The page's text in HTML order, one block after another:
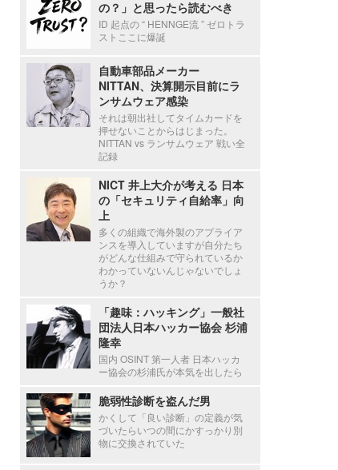
の？」と思ったら読むべき
ID 起点の “ HENNGE流 ” ゼロトラ
ストここに爆誕
自動車部品メーカー
NITTAN、決算開示目前にラ
ンサムウェア感染
それは朝出社してタイムカードを
押せないことからはじまった。
NITTAN vs ランサムウェア 戦い全
記録
NICT 井上大介が考える 日本
の「セキュリティ自給率」向
上
多くの組織で海外製のアプライア
ンスを導入していますが自分たち
がどんな仕組みで守られているか
わかっていないんじゃないでしょ
うか？
「趣味：ハッキング」一般社
団法人日本ハッカー協会 杉浦
隆幸
国内 OSINT 第一人者 日本ハッカ
ー協会の杉浦氏が本気を出したら
脆弱性診断を盗んだ男
かくして「良い診断」の定義が気
づいたらいつの間にかすっかり別
物に交換されていた